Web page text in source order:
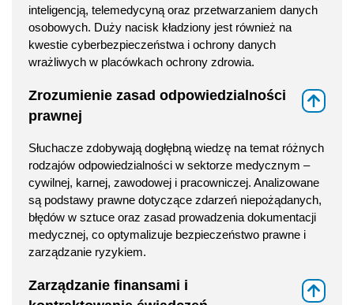
inteligencją, telemedycyną oraz przetwarzaniem danych
osobowych. Duży nacisk kładziony jest również na
kwestie cyberbezpieczeństwa i ochrony danych
wrażliwych w placówkach ochrony zdrowia.
Zrozumienie zasad odpowiedzialności
prawnej
Słuchacze zdobywają dogłębną wiedzę na temat różnych
rodzajów odpowiedzialności w sektorze medycznym –
cywilnej, karnej, zawodowej i pracowniczej. Analizowane
są podstawy prawne dotyczące zdarzeń niepożądanych,
błędów w sztuce oraz zasad prowadzenia dokumentacji
medycznej, co optymalizuje bezpieczeństwo prawne i
zarządzanie ryzykiem.
Zarządzanie finansami i